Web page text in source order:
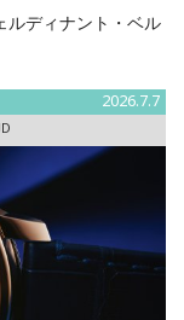
ディナント・ベル
2026.7.7